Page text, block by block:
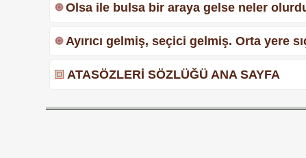
Olsa ile bulsa bir araya gelse neler
Ayırıcı gelmiş, seçici gelmiş. Orta yere
ATASÖZLERİ SÖZLÜĞÜ ANA SAYFA